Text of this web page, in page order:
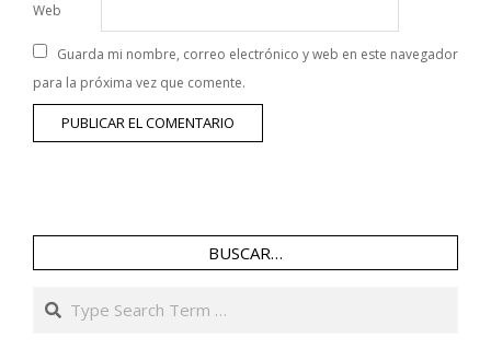
Web
Guarda mi nombre, correo electrónico y web en este navegador
para la próxima vez que comente.
BUSCAR…
Search